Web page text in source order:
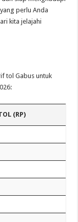
perlu Anda
kita jelajahi
tol Gabus untuk
(RP)